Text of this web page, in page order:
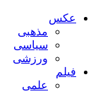
عکس
مذهبی
سیاسی
ورزشی
فیلم
علمی